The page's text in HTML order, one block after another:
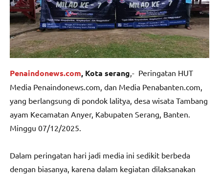
Penaindonews.com, Kota serang,- Peringatan HUT
Media Penaindonews.com, dan Media Penabanten.com,
yang berlangsung di pondok lalitya, desa wisata Tambang
ayam Kecamatan Anyer, Kabupaten Serang, Banten.
Minggu 07/12/2025.
Dalam peringatan hari jadi media ini sedikit berbeda
dengan biasanya, karena dalam kegiatan dilaksanakan